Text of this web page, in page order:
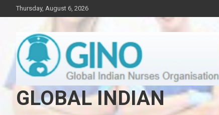
to
Thursday, August 6, 2026
GLOBAL INDIAN